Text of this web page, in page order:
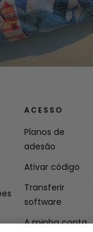
ACESSO
Planos de
adesão
Ativar código
Transferir
software
A minha conta